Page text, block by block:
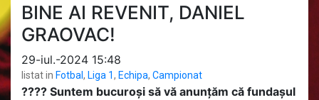
BINE AI REVENIT, DANIEL
GRAOVAC!
29-iul.-2024 15:48
listat in Fotbal, Liga 1, Echipa, Campionat
??‍?? Suntem bucuroși să vă anunțăm că fundașul